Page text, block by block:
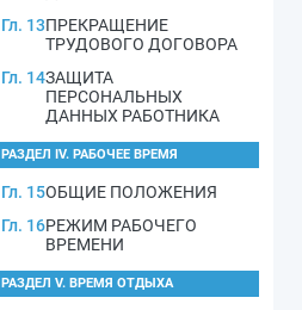
Гл. 13ПРЕКРАЩЕНИЕ
ТРУДОВОГО ДОГОВОРА
Гл. 14ЗАЩИТА
ПЕРСОНАЛЬНЫХ
ДАННЫХ РАБОТНИКА
РАЗДЕЛ IV. РАБОЧЕЕ ВРЕМЯ
Гл. 15ОБЩИЕ ПОЛОЖЕНИЯ
Гл. 16РЕЖИМ РАБОЧЕГО
ВРЕМЕНИ
РАЗДЕЛ V. ВРЕМЯ ОТДЫХА